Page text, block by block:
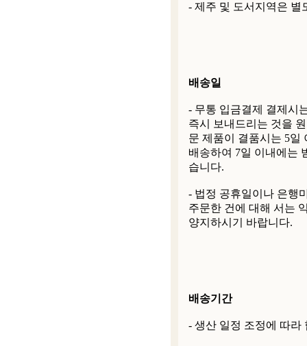
- 제주 및 도서지역은 별
배송일
- 무통 입금결제 결제시
즉시 보내드리는 것을
문 제품이 결품시는 5일
배송하여 7일 이내에는
습니다.
- 법정 공휴일이나 은행
주문한 건에 대해 서는
양지하시기 바랍니다.
배송기간
- 생산 일정 조정에 따라